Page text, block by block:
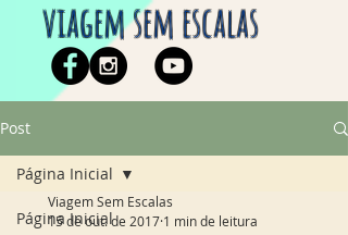
viagem sem escalas
Post
Página Inicial
Página Inicial
Viagem Sem Escalas
15 de out. de 2017 1 min de leitura